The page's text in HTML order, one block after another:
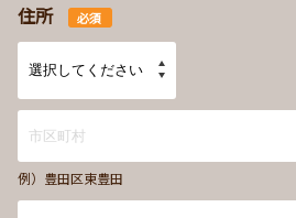
住所 必須
例）豊田区東豊田